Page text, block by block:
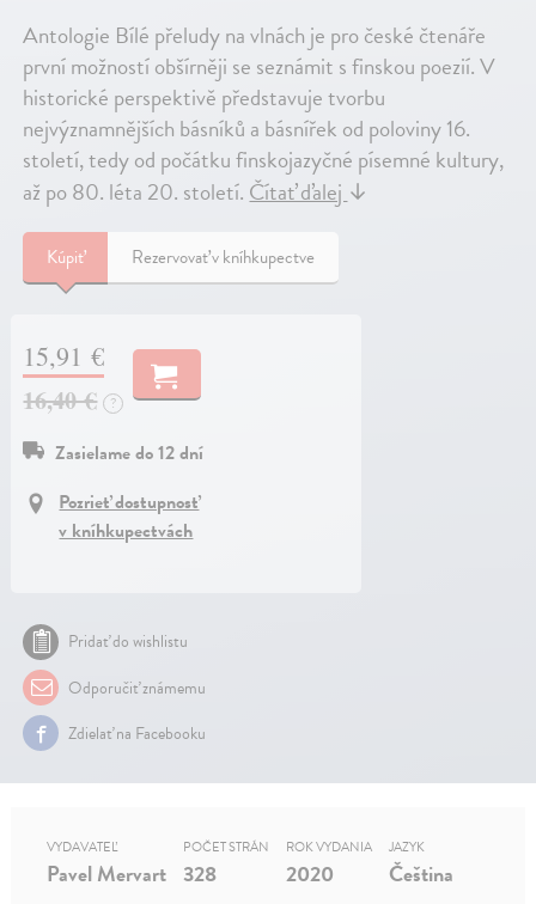
Antologie Bílé přeludy na vlnách je pro české čtenáře
první možností obšírněji se seznámit s finskou poezií. V
historické perspektivě představuje tvorbu
nejvýznamnějších básníků a básnířek od poloviny 16.
století, tedy od počátku finskojazyčné písemné kultury,
až po 80. léta 20. století.Čítať ďalej↓
Kúpiť Rezervovať v kníhkupectve
15,91 €
16,40 €
?
Zasielame do 12 dní
Pozrieť dostupnosť
v kníhkupectvách
Pridať do wishlistu
Odporučiť známemu
Zdielať na Facebooku
VYDAVATEĽ
Pavel Mervart
POČET STRÁN
328
ROK VYDANIA
2020
JAZYK
Čeština